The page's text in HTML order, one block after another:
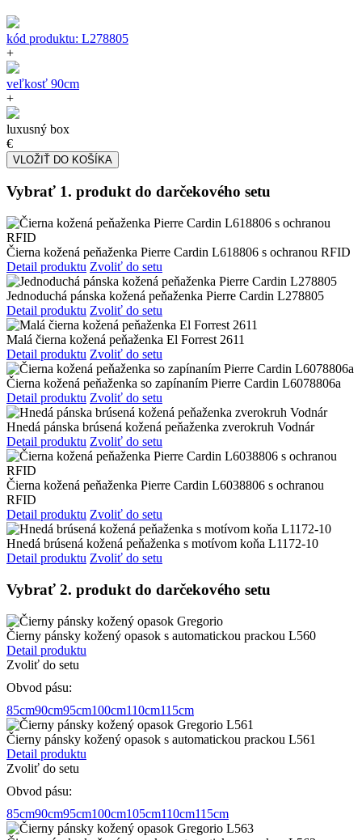
kód produktu: L278805
+
veľkosť 90cm
+
luxusný box
€
Vybrať 1. produkt do darčekového setu
Čierna kožená peňaženka Pierre Cardin L618806 s ochranou RFID
Detail produktu Zvoliť do setu
Jednoduchá pánska kožená peňaženka Pierre Cardin L278805
Detail produktu Zvoliť do setu
Malá čierna kožená peňaženka El Forrest 2611
Detail produktu Zvoliť do setu
Čierna kožená peňaženka so zapínaním Pierre Cardin L6078806a
Detail produktu Zvoliť do setu
Hnedá pánska brúsená kožená peňaženka zverokruh Vodnár
Detail produktu Zvoliť do setu
Čierna kožená peňaženka Pierre Cardin L6038806 s ochranou
RFID
Detail produktu Zvoliť do setu
Hnedá brúsená kožená peňaženka s motívom koňa L1172-10
Detail produktu Zvoliť do setu
Vybrať 2. produkt do darčekového setu
Čierny pánsky kožený opasok s automatickou prackou L560
Detail produktu
Zvoliť do setu
Obvod pásu:
85cm90cm95cm100cm110cm115cm
Čierny pánsky kožený opasok s automatickou prackou L561
Detail produktu
Zvoliť do setu
Obvod pásu:
85cm90cm95cm100cm105cm110cm115cm